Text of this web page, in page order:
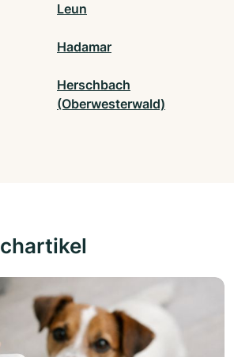
Leun
Hadamar
Herschbach
(Oberwesterwald)